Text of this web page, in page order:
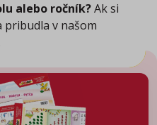
alebo ročník?Ak si
pribudla v našom